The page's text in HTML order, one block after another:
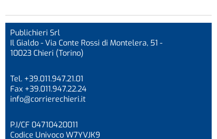
Publichieri Srl
Il Gialdo - Via Conte Rossi di Montelera, 51 -
10023 Chieri (Torino)
Tel. +39.011.947.21.01
Fax +39.011.947.22.24
info@corrierechieri.it
P.I/CF 04710420011
Codice Univoco W7YVJK9